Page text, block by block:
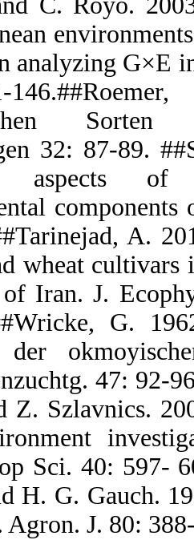
methods in
80: 141-
statistical
383-
some bread
cold area
frfassung
Zpflan
Sheny and
mega-
biplot. Crop
Wright and
yield trial.